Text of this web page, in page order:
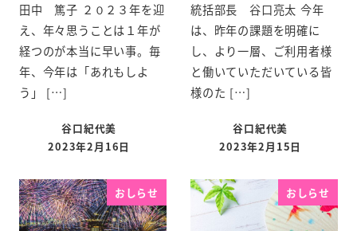
田中 篤子 ２０２３年を迎
え、年々思うことは１年が
経つのが本当に早い事。毎
年、今年は「あれもしよ
う」 […]
谷口紀代美
2023年2月16日
統括部長 谷口亮太 今年
は、昨年の課題を明確に
し、より一層、ご利用者様
と働いていただいている皆
様のた […]
谷口紀代美
2023年2月15日
おしらせ おしらせ